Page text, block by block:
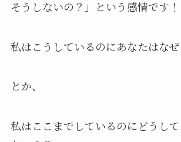
そうしないの？」という感情です！
私はこうしているのにあなたはな
とか、
私はここまでしているのにどうし